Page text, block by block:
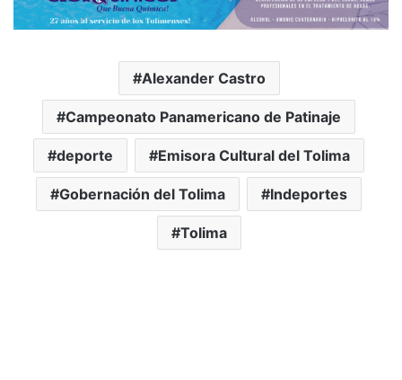
Alexander Castro
Campeonato Panamericano de Patinaje
deporte Emisora Cultural del Tolima
Gobernación del Tolima Indeportes
Tolima